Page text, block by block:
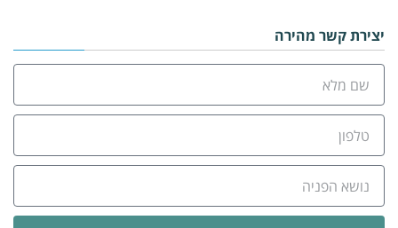
יצירת קשר מהירה